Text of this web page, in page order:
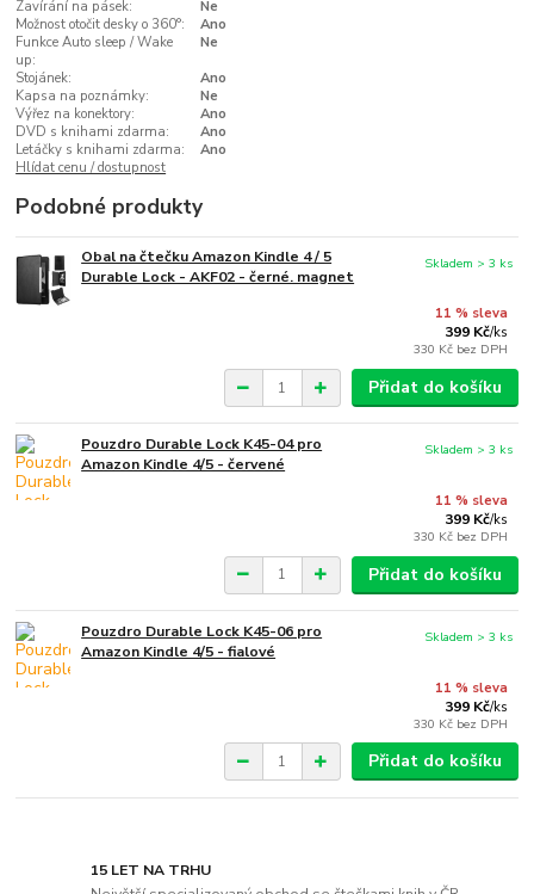
Zavírání na pásek:
Ne
Možnost otočit desky o 360°:
Ano
Funkce Auto sleep / Wake
up:
Ne
Stojánek:
Ano
Kapsa na poznámky:
Ne
Výřez na konektory:
Ano
DVD s knihami zdarma:
Ano
Letáčky s knihami zdarma:
Ano
Hlídat cenu / dostupnost
Podobné produkty
Obal na čtečku Amazon Kindle 4 / 5
Durable Lock - AKF02 - černé. magnet
11 % sleva
399 Kč/ks
330 Kč bez DPH
Skladem > 3 ks
Přidat do košíku
Pouzdro Durable Lock K45-04 pro
Amazon Kindle 4/5 - červené
11 % sleva
399 Kč/ks
330 Kč bez DPH
Skladem > 3 ks
Přidat do košíku
Pouzdro Durable Lock K45-06 pro
Amazon Kindle 4/5 - fialové
11 % sleva
399 Kč/ks
330 Kč bez DPH
Skladem > 3 ks
Přidat do košíku
15 LET NA TRHU